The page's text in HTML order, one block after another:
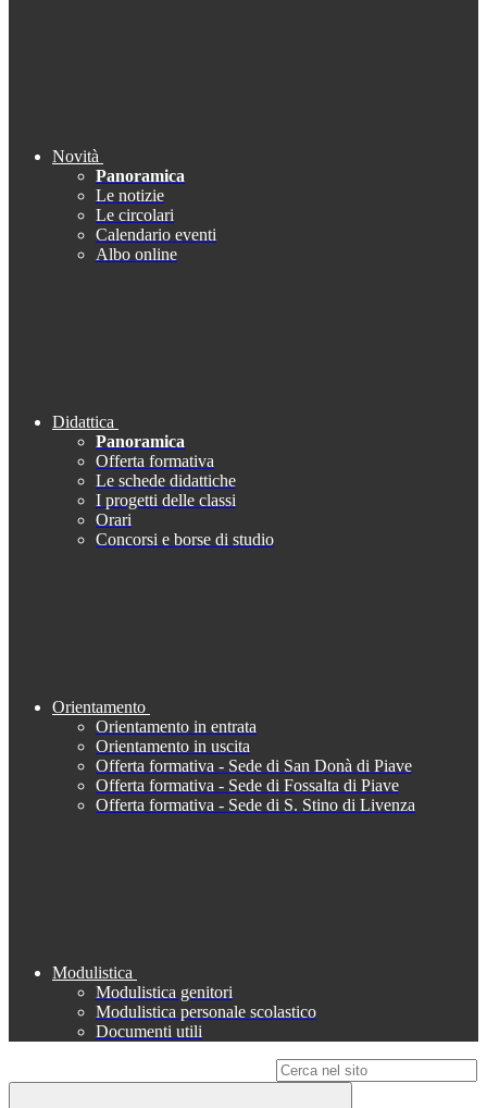
Novità
Panoramica
Le notizie
Le circolari
Calendario eventi
Albo online
Didattica
Panoramica
Offerta formativa
Le schede didattiche
I progetti delle classi
Orari
Concorsi e borse di studio
Orientamento
Orientamento in entrata
Orientamento in uscita
Offerta formativa - Sede di San Donà di Piave
Offerta formativa - Sede di Fossalta di Piave
Offerta formativa - Sede di S. Stino di Livenza
Modulistica
Modulistica genitori
Modulistica personale scolastico
Documenti utili